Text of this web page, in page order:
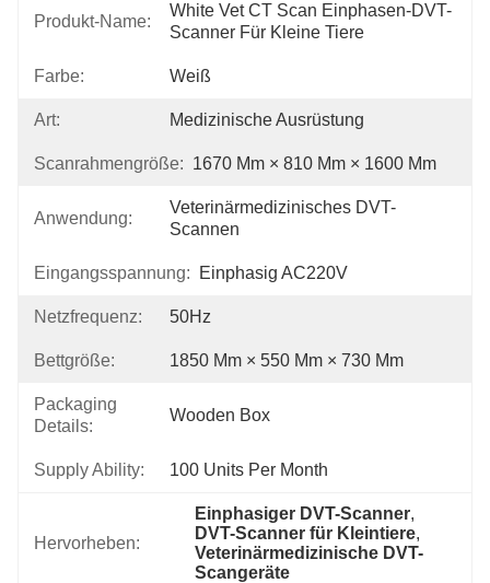
Produkt-Name:
White Vet CT Scan Einphasen-DVT-
Scanner Für Kleine Tiere
Farbe: Weiß
Art: Medizinische Ausrüstung
Scanrahmengröße: 1670 Mm × 810 Mm × 1600 Mm
Anwendung:
Veterinärmedizinisches DVT-
Scannen
Eingangsspannung: Einphasig AC220V
Netzfrequenz: 50Hz
Bettgröße: 1850 Mm × 550 Mm × 730 Mm
Packaging
Details:
Wooden Box
Supply Ability: 100 Units Per Month
Hervorheben:
Einphasiger DVT-Scanner,
DVT-Scanner für Kleintiere,
Veterinärmedizinische DVT-
Scangeräte